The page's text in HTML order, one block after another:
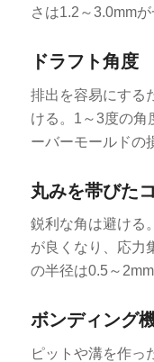
さは1.2～3.0mm
ドラフト角度
排出を容易にする
ける。1～3度の角
ーバーモールドの
丸みを帯びた
鋭利な角は避ける
が良くなり、応力
の半径は0.5～
ボンディング
ピットや溝を作っ